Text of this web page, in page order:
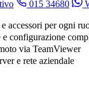
015 34680
accessori per ogni
e configurazione
via TeamViewer
e rete aziendale